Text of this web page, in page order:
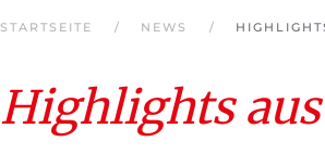
STARTSEITE NEWS
Highlights